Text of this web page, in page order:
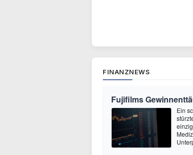
FINANZNEWS
Fujifilms
Ein